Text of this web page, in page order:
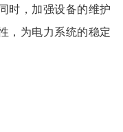
时，加强设备的维护
，为电力系统的稳定